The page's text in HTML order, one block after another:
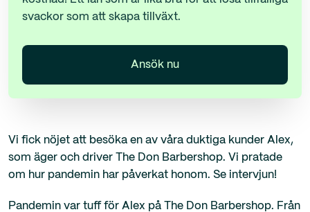
svackor som att skapa tillväxt.
Ansök nu
Vi fick nöjet att besöka en av våra duktiga kunder Alex,
som äger och driver The Don Barbershop. Vi pratade
om hur pandemin har påverkat honom. Se intervjun!
Pandemin var tuff för Alex på The Don Barbershop. Från